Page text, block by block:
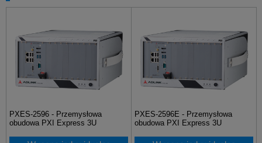
PXES-2596 - Przemysłowa
obudowa PXI Express 3U
PXES-2596E - Przemysłowa
obudowa PXI Express 3U